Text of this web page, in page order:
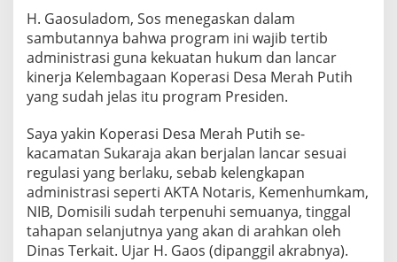
H. Gaosuladom, Sos menegaskan dalam
sambutannya bahwa program ini wajib tertib
administrasi guna kekuatan hukum dan lancar
kinerja Kelembagaan Koperasi Desa Merah Putih
yang sudah jelas itu program Presiden.
Saya yakin Koperasi Desa Merah Putih se-
kacamatan Sukaraja akan berjalan lancar sesuai
regulasi yang berlaku, sebab kelengkapan
administrasi seperti AKTA Notaris, Kemenhumkam,
NIB, Domisili sudah terpenuhi semuanya, tinggal
tahapan selanjutnya yang akan di arahkan oleh
Dinas Terkait. Ujar H. Gaos (dipanggil akrabnya).